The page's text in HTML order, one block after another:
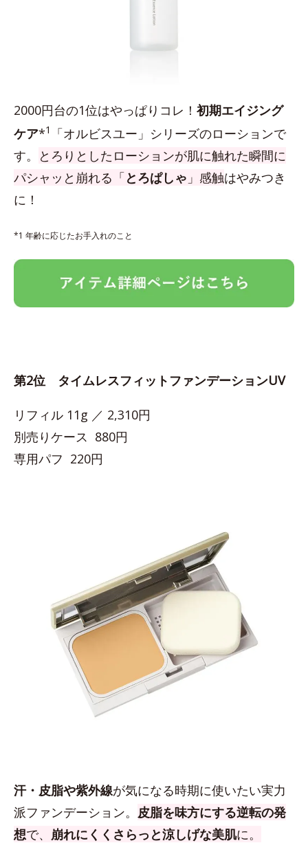
2000円台の1位はやっぱりコレ！ 初期エイジング
ケア*1
「オルビスユー」シリーズのローションで
す。
とろりとしたローションが肌に触れた瞬間に
パシャッと崩れる「とろぱしゃ 」感触はやみつき
に！
*1 年齢に応じたお手入れのこと
第2位 タイムレスフィットファンデーションUV
リフィル 11g ／ 2,310円
別売りケース 880円
専用パフ 220円
汗・皮脂や紫外線が気になる時期に使いたい実力
派ファンデーション。 皮脂を味方にする逆転の発
想で、 崩れにくくさらっと涼しげな美肌に。